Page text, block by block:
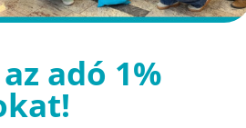
adó 1%